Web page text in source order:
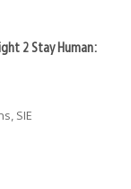
2 Stay Human:
SIE